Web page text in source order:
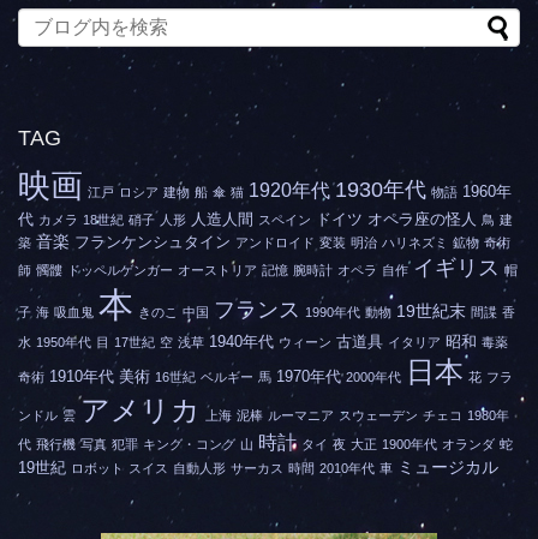
TAG
映画 江戸 ロシア 建物 船 傘 猫 1920年代 1930年代 物語 1960年
代 カメラ 18世紀 硝子 人形 人造人間 スペイン ドイツ オペラ座の怪人 鳥 建
築 音楽 フランケンシュタイン アンドロイド 変装 明治 ハリネズミ 鉱物 奇術
師 髑髏 ドッペルゲンガー オーストリア 記憶 腕時計 オペラ 自作 イギリス 帽
子 海 吸血鬼 本 きのこ 中国 フランス 1990年代 動物 19世紀末 間諜 香
水 1950年代 目 17世紀 空 浅草 1940年代 ウィーン 古道具 イタリア 昭和 毒薬
奇術 1910年代 美術 16世紀 ベルギー 馬 1970年代 2000年代 日本 花 フラ
ンドル 雲 アメリカ 上海 泥棒 ルーマニア スウェーデン チェコ 1980年
代 飛行機 写真 犯罪 キング・コング 山 時計 タイ 夜 大正 1900年代 オランダ 蛇
19世紀 ロボット スイス 自動人形 サーカス 時間 2010年代 車 ミュージカル